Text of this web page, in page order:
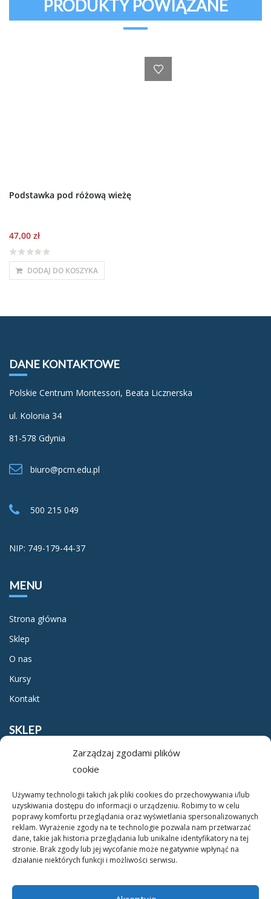
Zarządzaj zgodami plików
cookie
Używamy technologii takich jak pliki cookies do przechowywania i/lub
uzyskiwania dostępu do informacji o urządzeniu. Robimy to w celu
poprawy komfortu przeglądania oraz wyświetlania spersonalizowanych
reklam. Wyrażenie zgody na te technologie pozwala nam przetwarzać
dane, takie jak historia przeglądania lub unikalne identyfikatory na tej
stronie. Brak zgody lub jej wycofanie może negatywnie wpłynąć na
działanie niektórych funkcji i możliwości serwisu.
PRODUKTY POWIĄZANE
Podstawka pod różową wieżę
47,00 zł
DODAJ DO KOSZYKA
DANE KONTAKTOWE
Polskie Centrum Montessori, Beata Licznerska
ul. Kolonia 34
81-578 Gdynia
biuro@pcm.edu.pl
500 215 049
NIP: 749-179-44-37
MENU
Strona główna
Sklep
O nas
Kursy
Kontakt
SKLEP
O NAS
O nas